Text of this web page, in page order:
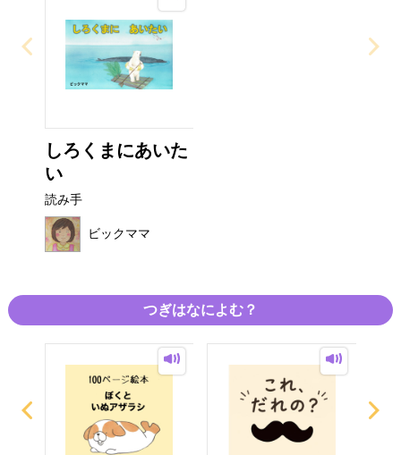
しろくまにあいた
い
読み手
ビックママ
つぎはなによむ？